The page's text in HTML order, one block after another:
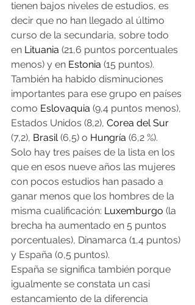
tienen bajos niveles de estudios, es
decir que no han llegado al último
curso de la secundaria, sobre todo
en Lituania (21,6 puntos porcentuales
menos) y en Estonia (15 puntos).
También ha habido disminuciones
importantes para ese grupo en países
como Eslovaquia (9,4 puntos menos),
Estados Unidos (8,2), Corea del Sur
(7,2), Brasil (6,5) o Hungría (6,2 %).
Solo hay tres países de la lista en los
que en esos nueve años las mujeres
con pocos estudios han pasado a
ganar menos que los hombres de la
misma cualificación: Luxemburgo (la
brecha ha aumentado en 5 puntos
porcentuales), Dinamarca (1,4 puntos)
y España (0,5 puntos).
España se significa también porque
igualmente se constata un casi
estancamiento de la diferencia